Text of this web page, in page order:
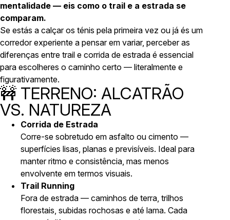
mentalidade — eis como o trail e a estrada se
comparam.
Se estás a calçar os ténis pela primeira vez ou já és um
corredor experiente a pensar em variar, perceber as
diferenças entre trail e corrida de estrada é essencial
para escolheres o caminho certo — literalmente e
figurativamente.
🚧 TERRENO: ALCATRÃO
VS. NATUREZA
Corrida de Estrada
Corre-se sobretudo em asfalto ou cimento —
superfícies lisas, planas e previsíveis. Ideal para
manter ritmo e consistência, mas menos
envolvente em termos visuais.
Trail Running
Fora de estrada — caminhos de terra, trilhos
florestais, subidas rochosas e até lama. Cada